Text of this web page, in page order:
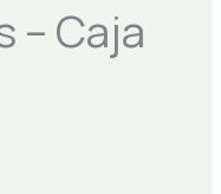
– Caja